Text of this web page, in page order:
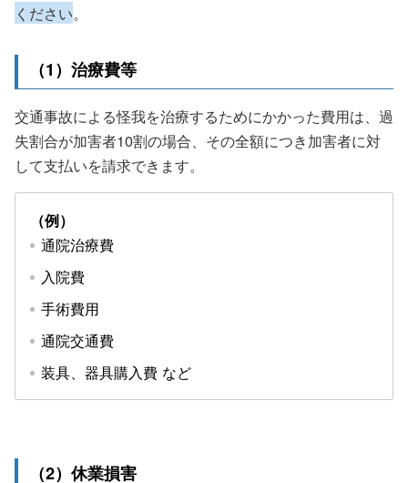
ください。
（1）治療費等
交通事故による怪我を治療するためにかかった費用は、過
失割合が加害者10割の場合、その全額につき加害者に対
して支払いを請求できます。
（例）
通院治療費
入院費
手術費用
通院交通費
装具、器具購入費 など
（2）休業損害